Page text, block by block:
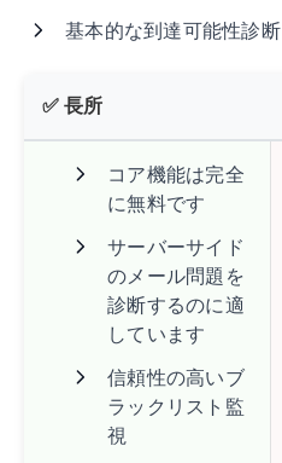
基本的な到達可能性診断
✅ 長所
コア機能は完全
に無料です
サーバーサイド
のメール問題を
診断するのに適
しています
信頼性の高いブ
ラックリスト監
視